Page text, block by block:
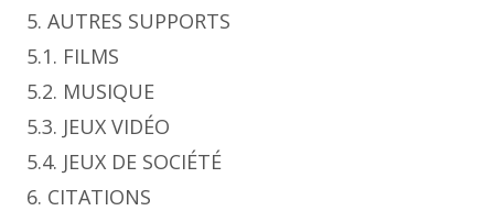
5. AUTRES SUPPORTS
5.1. FILMS
5.2. MUSIQUE
5.3. JEUX VIDÉO
5.4. JEUX DE SOCIÉTÉ
6. CITATIONS